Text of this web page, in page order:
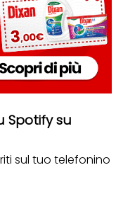
Spotify su
sul tuo telefonino